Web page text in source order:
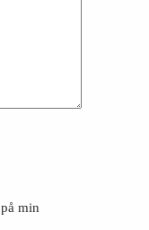
min